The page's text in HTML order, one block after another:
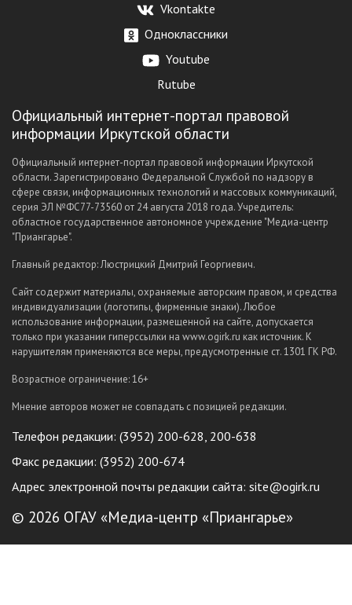
Vkontakte
Одноклассники
Youtube
Rutube
Официальный интернет-портал правовой
информации Иркутской области
Официальный интернет-портал правовой информации Иркутской
области. Зарегистрировано Федеральной Службой по надзору в
сфере связи, информационных технологий и массовых коммуникаций,
серия ЭЛ №ФС77-73560 от 24 августа 2018 года. Учредитель:
областное государственное автономное учреждение "Медиа-центр
"Приангарье".
Главный редактор: Люстрицкий Дмитрий Георгиевич.
Сайт содержит материалы, охраняемые авторским правом, и средства
индивидуализации (логотипы, фирменные знаки). Любое
использование информации, размещенной на сайте, допускается
только при указании гиперссылки на www.ogirk.ru как источник. К
нарушителям применяются все меры, предусмотренные ст. 1301 ГК РФ.
Возрастное ограничение: 16+
Мнение авторов может не совпадать с позицией редакции.
Телефон редакции: (3952) 200-628, 200-638
Факс редакции: (3952) 200-674
Адрес электронной почты редакции сайта: site@ogirk.ru
© 2026 ОГАУ «Медиа-центр «Приангарье»